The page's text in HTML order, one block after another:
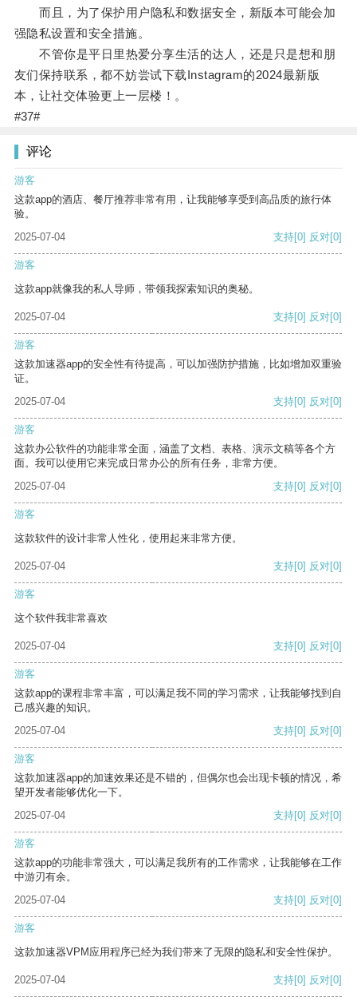
而且，为了保护用户隐私和数据安全，新版本可能会加
强隐私设置和安全措施。
不管你是平日里热爱分享生活的达人，还是只是想和朋
友们保持联系，都不妨尝试下载Instagram的2024最新版
本，让社交体验更上一层楼！。
#37#
评论
游客
这款app的酒店、餐厅推荐非常有用，让我能够享受到高品质的旅行体
验。
2025-07-04
支持[0] 反对[0]
游客
这款app就像我的私人导师，带领我探索知识的奥秘。
2025-07-04 支持[0] 反对[0]
游客
这款加速器app的安全性有待提高，可以加强防护措施，比如增加双重验
证。
2025-07-04
支持[0] 反对[0]
游客
这款办公软件的功能非常全面，涵盖了文档、表格、演示文稿等各个方
面。我可以使用它来完成日常办公的所有任务，非常方便。
2025-07-04
支持[0] 反对[0]
游客
这款软件的设计非常人性化，使用起来非常方便。
2025-07-04 支持[0] 反对[0]
游客
这个软件我非常喜欢
2025-07-04 支持[0] 反对[0]
游客
这款app的课程非常丰富，可以满足我不同的学习需求，让我能够找到自
己感兴趣的知识。
2025-07-04
支持[0] 反对[0]
游客
这款加速器app的加速效果还是不错的，但偶尔也会出现卡顿的情况，希
望开发者能够优化一下。
2025-07-04
支持[0] 反对[0]
游客
这款app的功能非常强大，可以满足我所有的工作需求，让我能够在工作
中游刃有余。
2025-07-04
支持[0] 反对[0]
游客
这款加速器VPM应用程序已经为我们带来了无限的隐私和安全性保护。
2025-07-04 支持[0] 反对[0]